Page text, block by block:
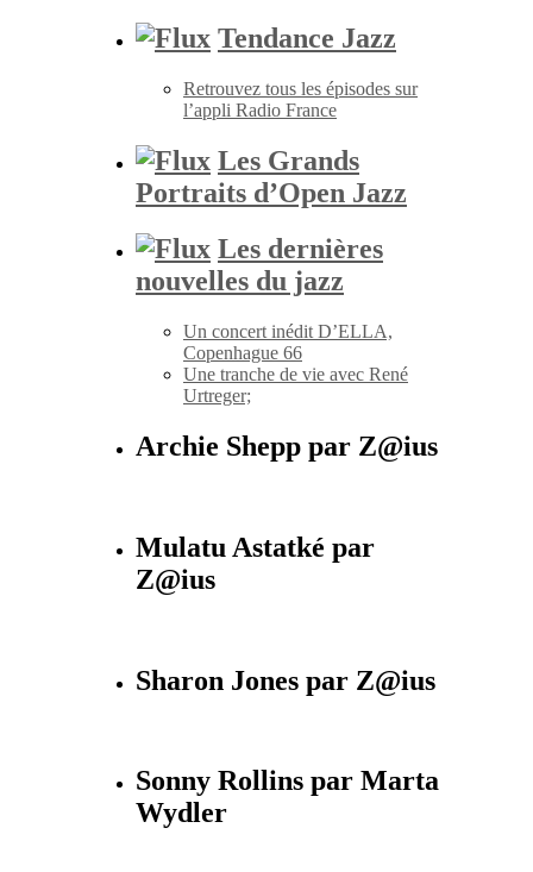
Tendance Jazz
Retrouvez tous les épisodes sur
l’appli Radio France
Les Grands
Portraits d’Open Jazz
Les dernières
nouvelles du jazz
Un concert inédit D’ELLA,
Copenhague 66
Une tranche de vie avec René
Urtreger;
Archie Shepp par Z@ius
Mulatu Astatké par
Z@ius
Sharon Jones par Z@ius
Sonny Rollins par Marta
Wydler